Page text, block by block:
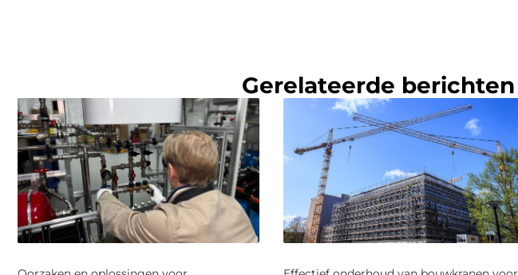
Gerelateerde berichten